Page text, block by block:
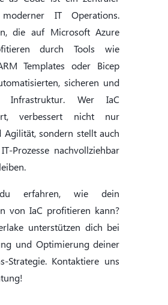
moderner IT Operations.
die auf Microsoft Azure
durch Tools wie
Templates oder Bicep
sicheren und
Infrastruktur. Wer IaC
verbessert nicht nur
Agilität, sondern stellt auch
Prozesse nachvollziehbar
erfahren, wie dein
von IaC profitieren kann?
unterstützen dich bei
und Optimierung deiner
Strategie. Kontaktiere uns